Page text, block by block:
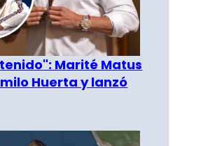
Marité Matus
Huerta y lanzó